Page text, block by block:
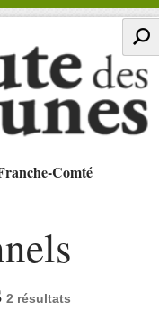
Comté
2 résultats